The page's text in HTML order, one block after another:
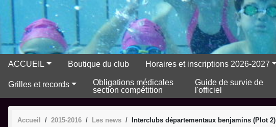
ACCUEIL Boutique du club Horaires et inscriptions 2026-2027
Grilles et records
Obligations médicales
section compétition
Guide de survie de
l'officiel
Accueil 2015-2016 Les news Interclubs départementaux benjamins (Plot 2)